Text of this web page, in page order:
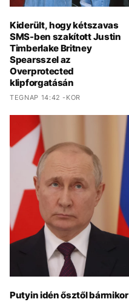
Kiderült, hogy kétszavas
SMS-ben szakított Justin
Timberlake Britney
Spearsszel az
Overprotected
klipforgatásán
TEGNAP 14:42 -KOR
Putyin idén ősztől bármikor